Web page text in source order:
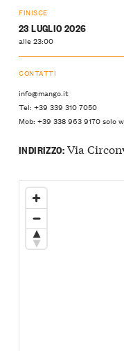
FINISCE
23 LUGLIO 2026
alle 23:00
CONTATTI
info@mango.it
Tel: +39 339 310 7050
Mob: +39 338 963 9170 solo
INDIRIZZO:Via